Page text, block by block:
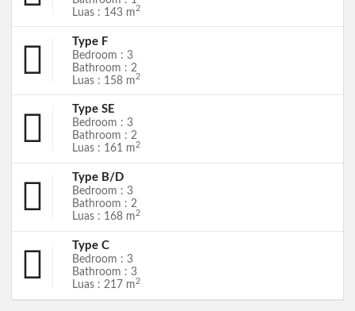
Luas : 143 m2
Type F
Bedroom : 3
Bathroom : 2
Luas : 158 m2
Type SE
Bedroom : 3
Bathroom : 2
Luas : 161 m2
Type B/D
Bedroom : 3
Bathroom : 2
Luas : 168 m2
Type C
Bedroom : 3
Bathroom : 3
Luas : 217 m 2